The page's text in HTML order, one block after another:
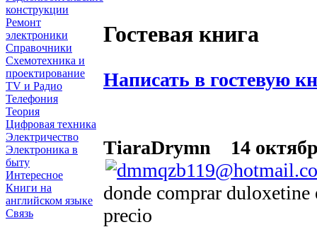
конструкции
Ремонт
электроники
Справочники
Схемотехника и
проектирование
TV и Радио
Телефония
Теория
Цифровая техника
Электричество
Электроника в
быту
Интересное
Книги на
английском языке
Связь
Гостевая книга
Написать в гостевую
TiaraDrymn 14
donde comprar
precio